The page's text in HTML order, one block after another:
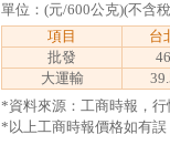
單位：(元/600公克)(不含
項目
台
批發
46
大運輸
*資料來源：工商時報，
*以上工商時報價格如有